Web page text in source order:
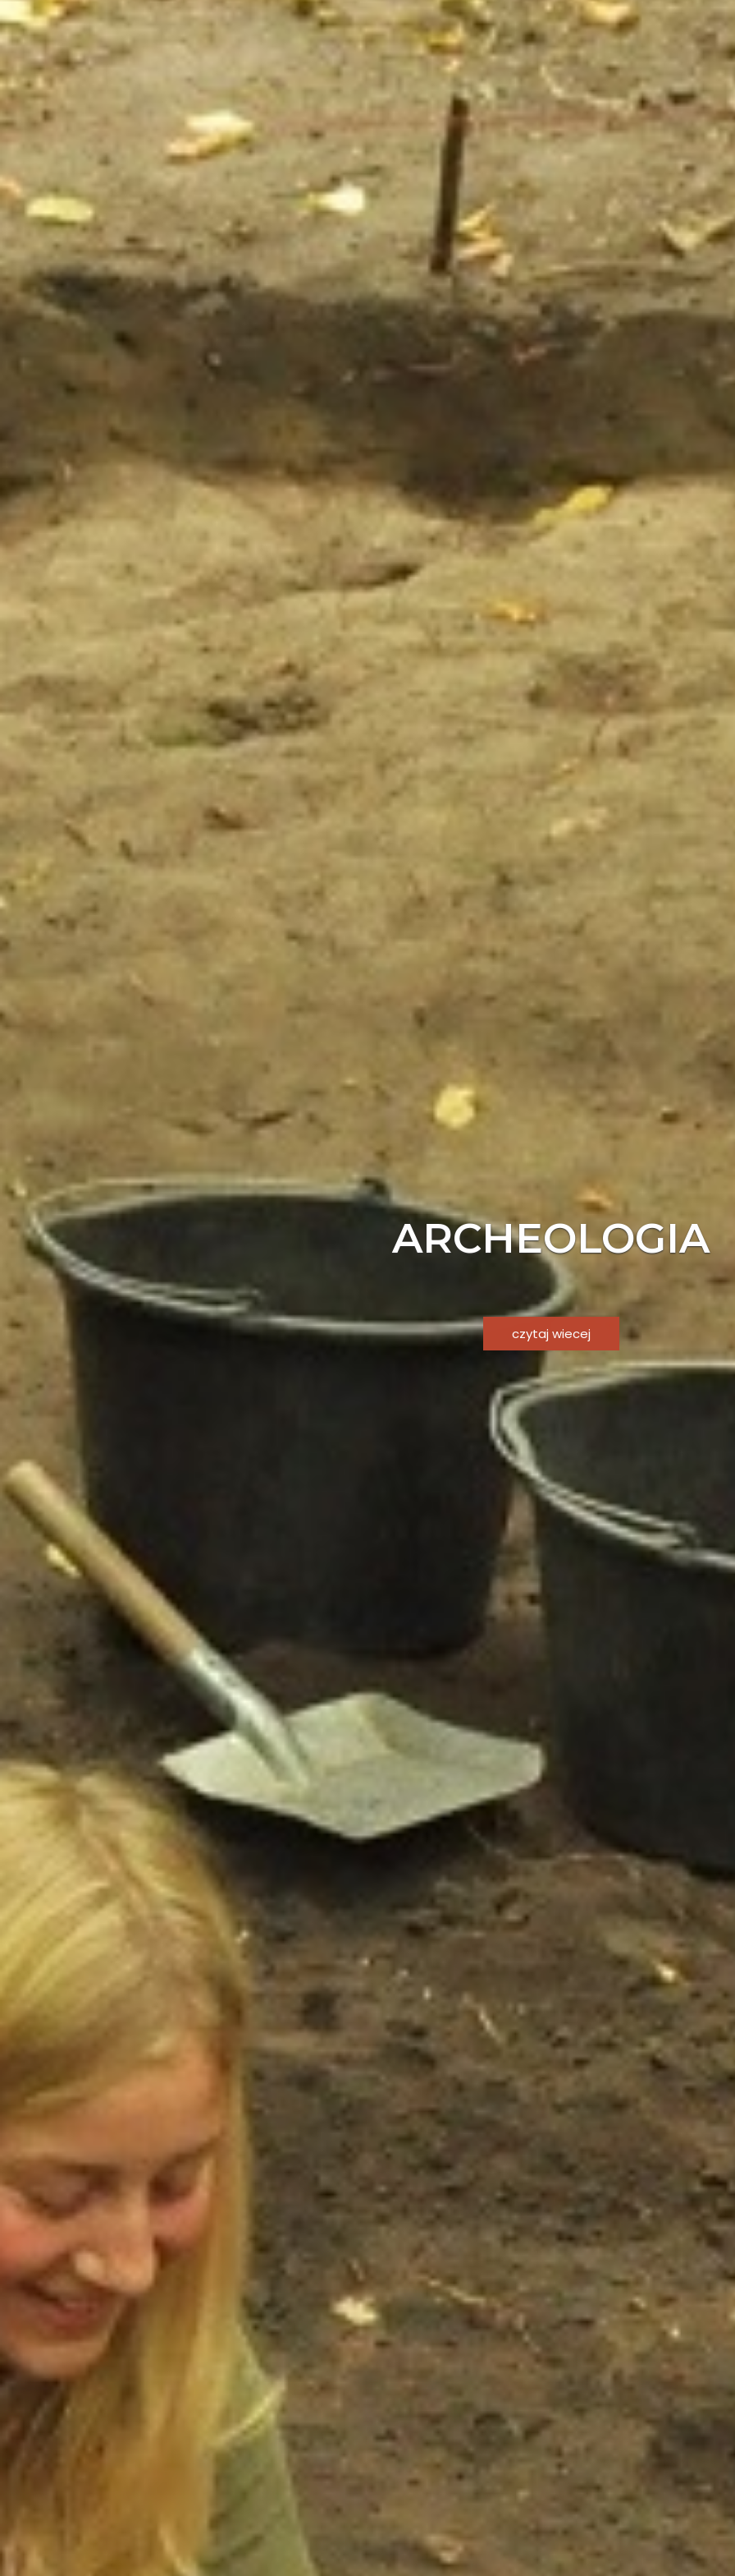
DZIEDZICTWA
którzy chcieliby się
Kierunek ten
infrastrukturalnym
wiedzę dotyczącą